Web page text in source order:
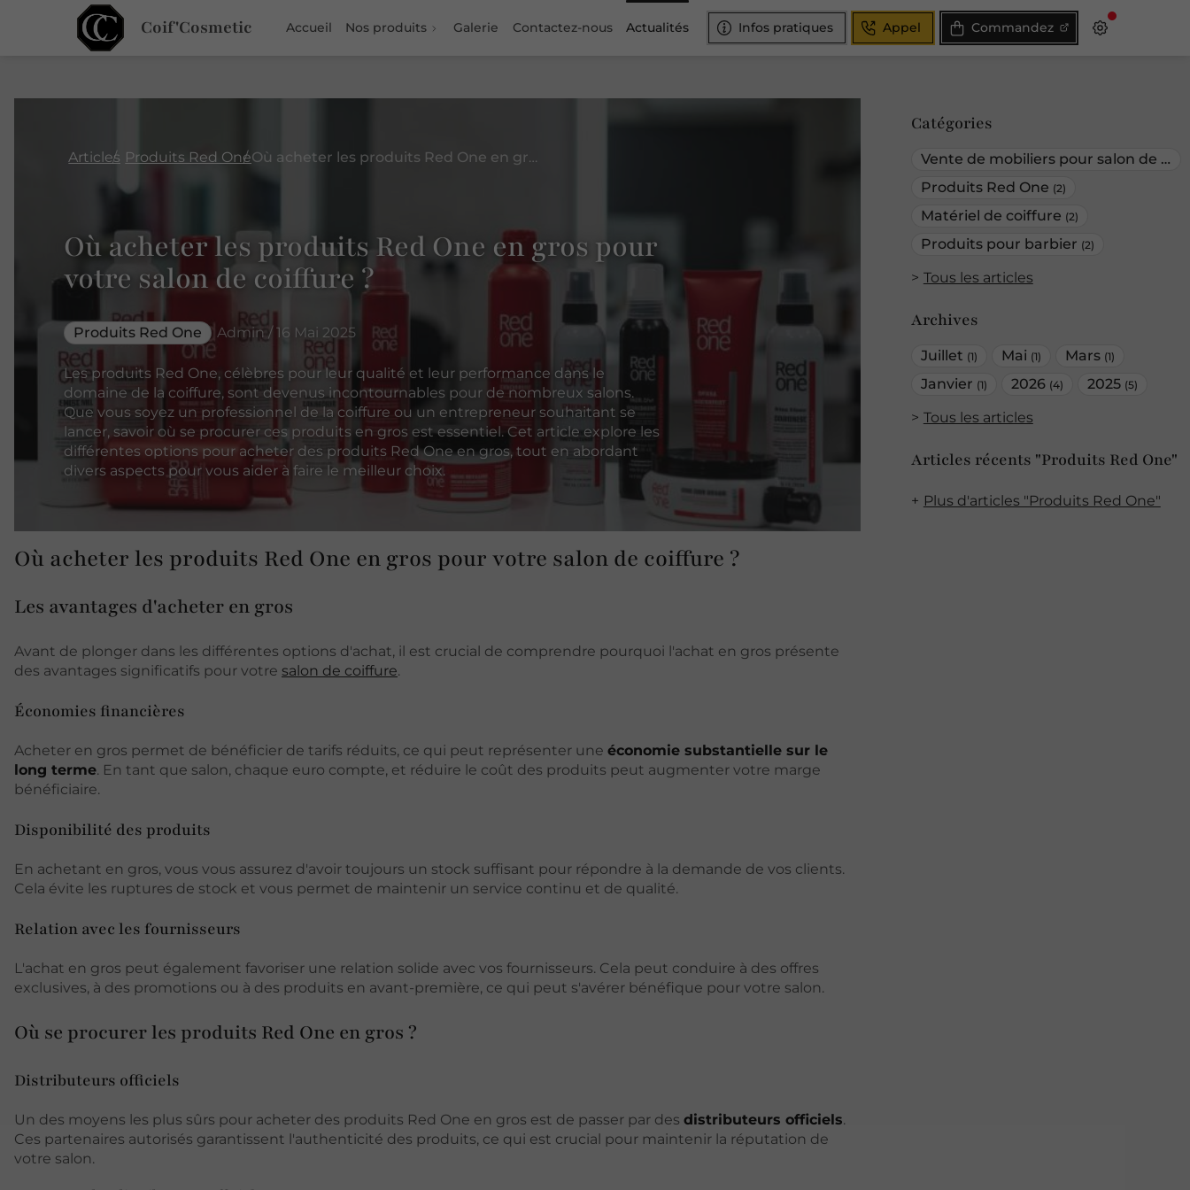
Coif'Cosmetic Accueil Nos produits Galerie Contactez-nous Actualités Infos pratiques Appel Commandez
Catégories
Vente de mobiliers pour salon de coiffure
Produits Red One (2)
Matériel de coiffure (2)
Produits pour barbier (2)
Tous les articles
Archives
Juillet (1) Mai (1) Mars (1)
Janvier (1) 2026 (4) 2025 (5)
Tous les articles
Articles récents "Produits Red One"
Plus d'articles "Produits Red One"
Articles Produits Red One Où acheter les produits Red One en gros pour votre salon de coiffure ?
Où acheter les produits Red One en gros pour
votre salon de coiffure ?
Produits Red One Admin / 16 Mai 2025
Les produits Red One, célèbres pour leur qualité et leur performance dans le
domaine de la coiffure, sont devenus incontournables pour de nombreux salons.
Que vous soyez un professionnel de la coiffure ou un entrepreneur souhaitant se
lancer, savoir où se procurer ces produits en gros est essentiel. Cet article explore les
différentes options pour acheter des produits Red One en gros, tout en abordant
divers aspects pour vous aider à faire le meilleur choix.
Où acheter les produits Red One en gros pour votre salon de coiffure ?
Les avantages d'acheter en gros
Avant de plonger dans les différentes options d'achat, il est crucial de comprendre pourquoi l'achat en gros présente
des avantages significatifs pour votre salon de coiffure.
Économies financières
Acheter en gros permet de bénéficier de tarifs réduits, ce qui peut représenter une économie substantielle sur le
long terme. En tant que salon, chaque euro compte, et réduire le coût des produits peut augmenter votre marge
bénéficiaire.
Disponibilité des produits
En achetant en gros, vous vous assurez d'avoir toujours un stock suffisant pour répondre à la demande de vos clients.
Cela évite les ruptures de stock et vous permet de maintenir un service continu et de qualité.
Relation avec les fournisseurs
L'achat en gros peut également favoriser une relation solide avec vos fournisseurs. Cela peut conduire à des offres
exclusives, à des promotions ou à des produits en avant-première, ce qui peut s'avérer bénéfique pour votre salon.
Où se procurer les produits Red One en gros ?
Distributeurs officiels
Un des moyens les plus sûrs pour acheter des produits Red One en gros est de passer par des distributeurs officiels.
Ces partenaires autorisés garantissent l'authenticité des produits, ce qui est crucial pour maintenir la réputation de
votre salon.